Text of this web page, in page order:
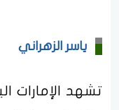
ياسر الزهراني